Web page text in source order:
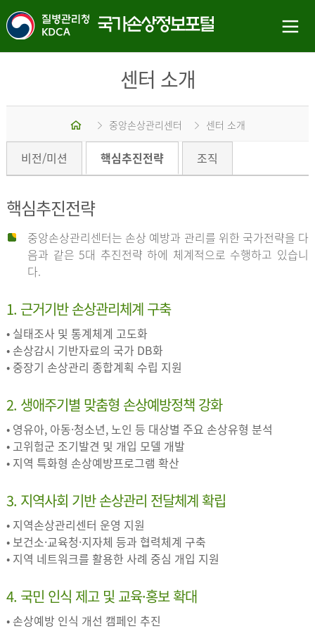
센터 소개
중앙손상관리센터 센터 소개
비전/미션 핵심추진전략 조직
핵심추진전략
중앙손상관리센터는 손상 예방과 관리를 위한 국가전략을 다
음과 같은 5대 추진전략 하에 체계적으로 수행하고 있습니
다.
1. 근거기반 손상관리체계 구축
• 실태조사 및 통계체계 고도화
• 손상감시 기반자료의 국가 DB화
• 중장기 손상관리 종합계획 수립 지원
2. 생애주기별 맞춤형 손상예방정책 강화
• 영유아, 아동·청소년, 노인 등 대상별 주요 손상유형 분석
• 고위험군 조기발견 및 개입 모델 개발
• 지역 특화형 손상예방프로그램 확산
3. 지역사회 기반 손상관리 전달체계 확립
• 지역손상관리센터 운영 지원
• 보건소·교육청·지자체 등과 협력체계 구축
• 지역 네트워크를 활용한 사례 중심 개입 지원
4. 국민 인식 제고 및 교육·홍보 확대
• 손상예방 인식 개선 캠페인 추진